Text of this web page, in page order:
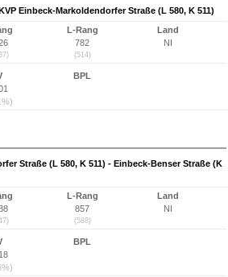
Einbeck-Markoldendorfer Straße (L 580, K 511)
L-Rang
782
(514)
Land
NI
BPL
Straße (L 580, K 511) - Einbeck-Benser Straße (K
L-Rang
857
(588)
Land
NI
BPL